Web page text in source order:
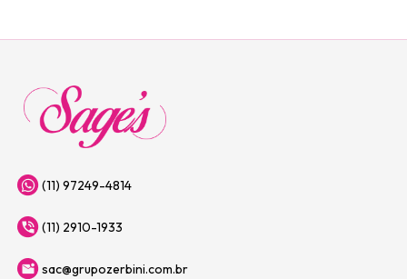
(11) 97249-4814
(11) 2910-1933
sac@grupozerbini.com.br